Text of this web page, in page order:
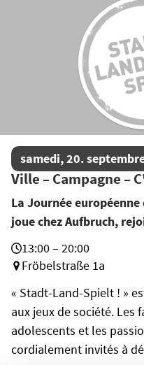
samedi, 20.
Ville – Campagne –
La Journée
joue chez Aufbruch,
13:00 – 20:00
Fröbelstraße 1a
« Stadt-Land-Spielt ! »
aux jeux de société. Les
adolescents et les
cordialement invités à